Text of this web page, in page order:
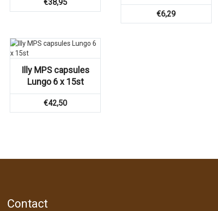
€38,95
€6,29
Illy MPS capsules
Lungo 6 x 15st
€42,50
Contact